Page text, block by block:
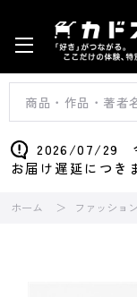
2026/07/29
お届け遅延につき
ホーム ファッション